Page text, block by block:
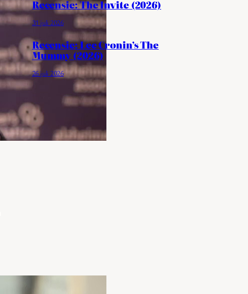
Recensie: The Invite (2026)
31 juli 2026
Recensie: Lee Cronin’s The
Mummy (2026)
26 juli 2026